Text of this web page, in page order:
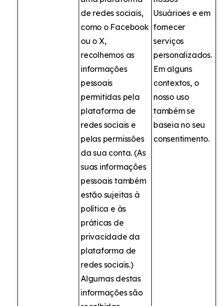
de redes sociais,
como o Facebook
ou o X,
recolhemos as
informações
pessoais
permitidas pela
plataforma de
redes sociais e
pelas permissões
da sua conta. (As
suas informações
pessoais também
estão sujeitas à
política e às
práticas de
privacidade da
plataforma de
redes sociais.)
Algumas destas
informações são
Usuárioes e em
fornecer
serviços
personalizados.
Em alguns
contextos, o
nosso uso
também se
baseia no seu
consentimento.